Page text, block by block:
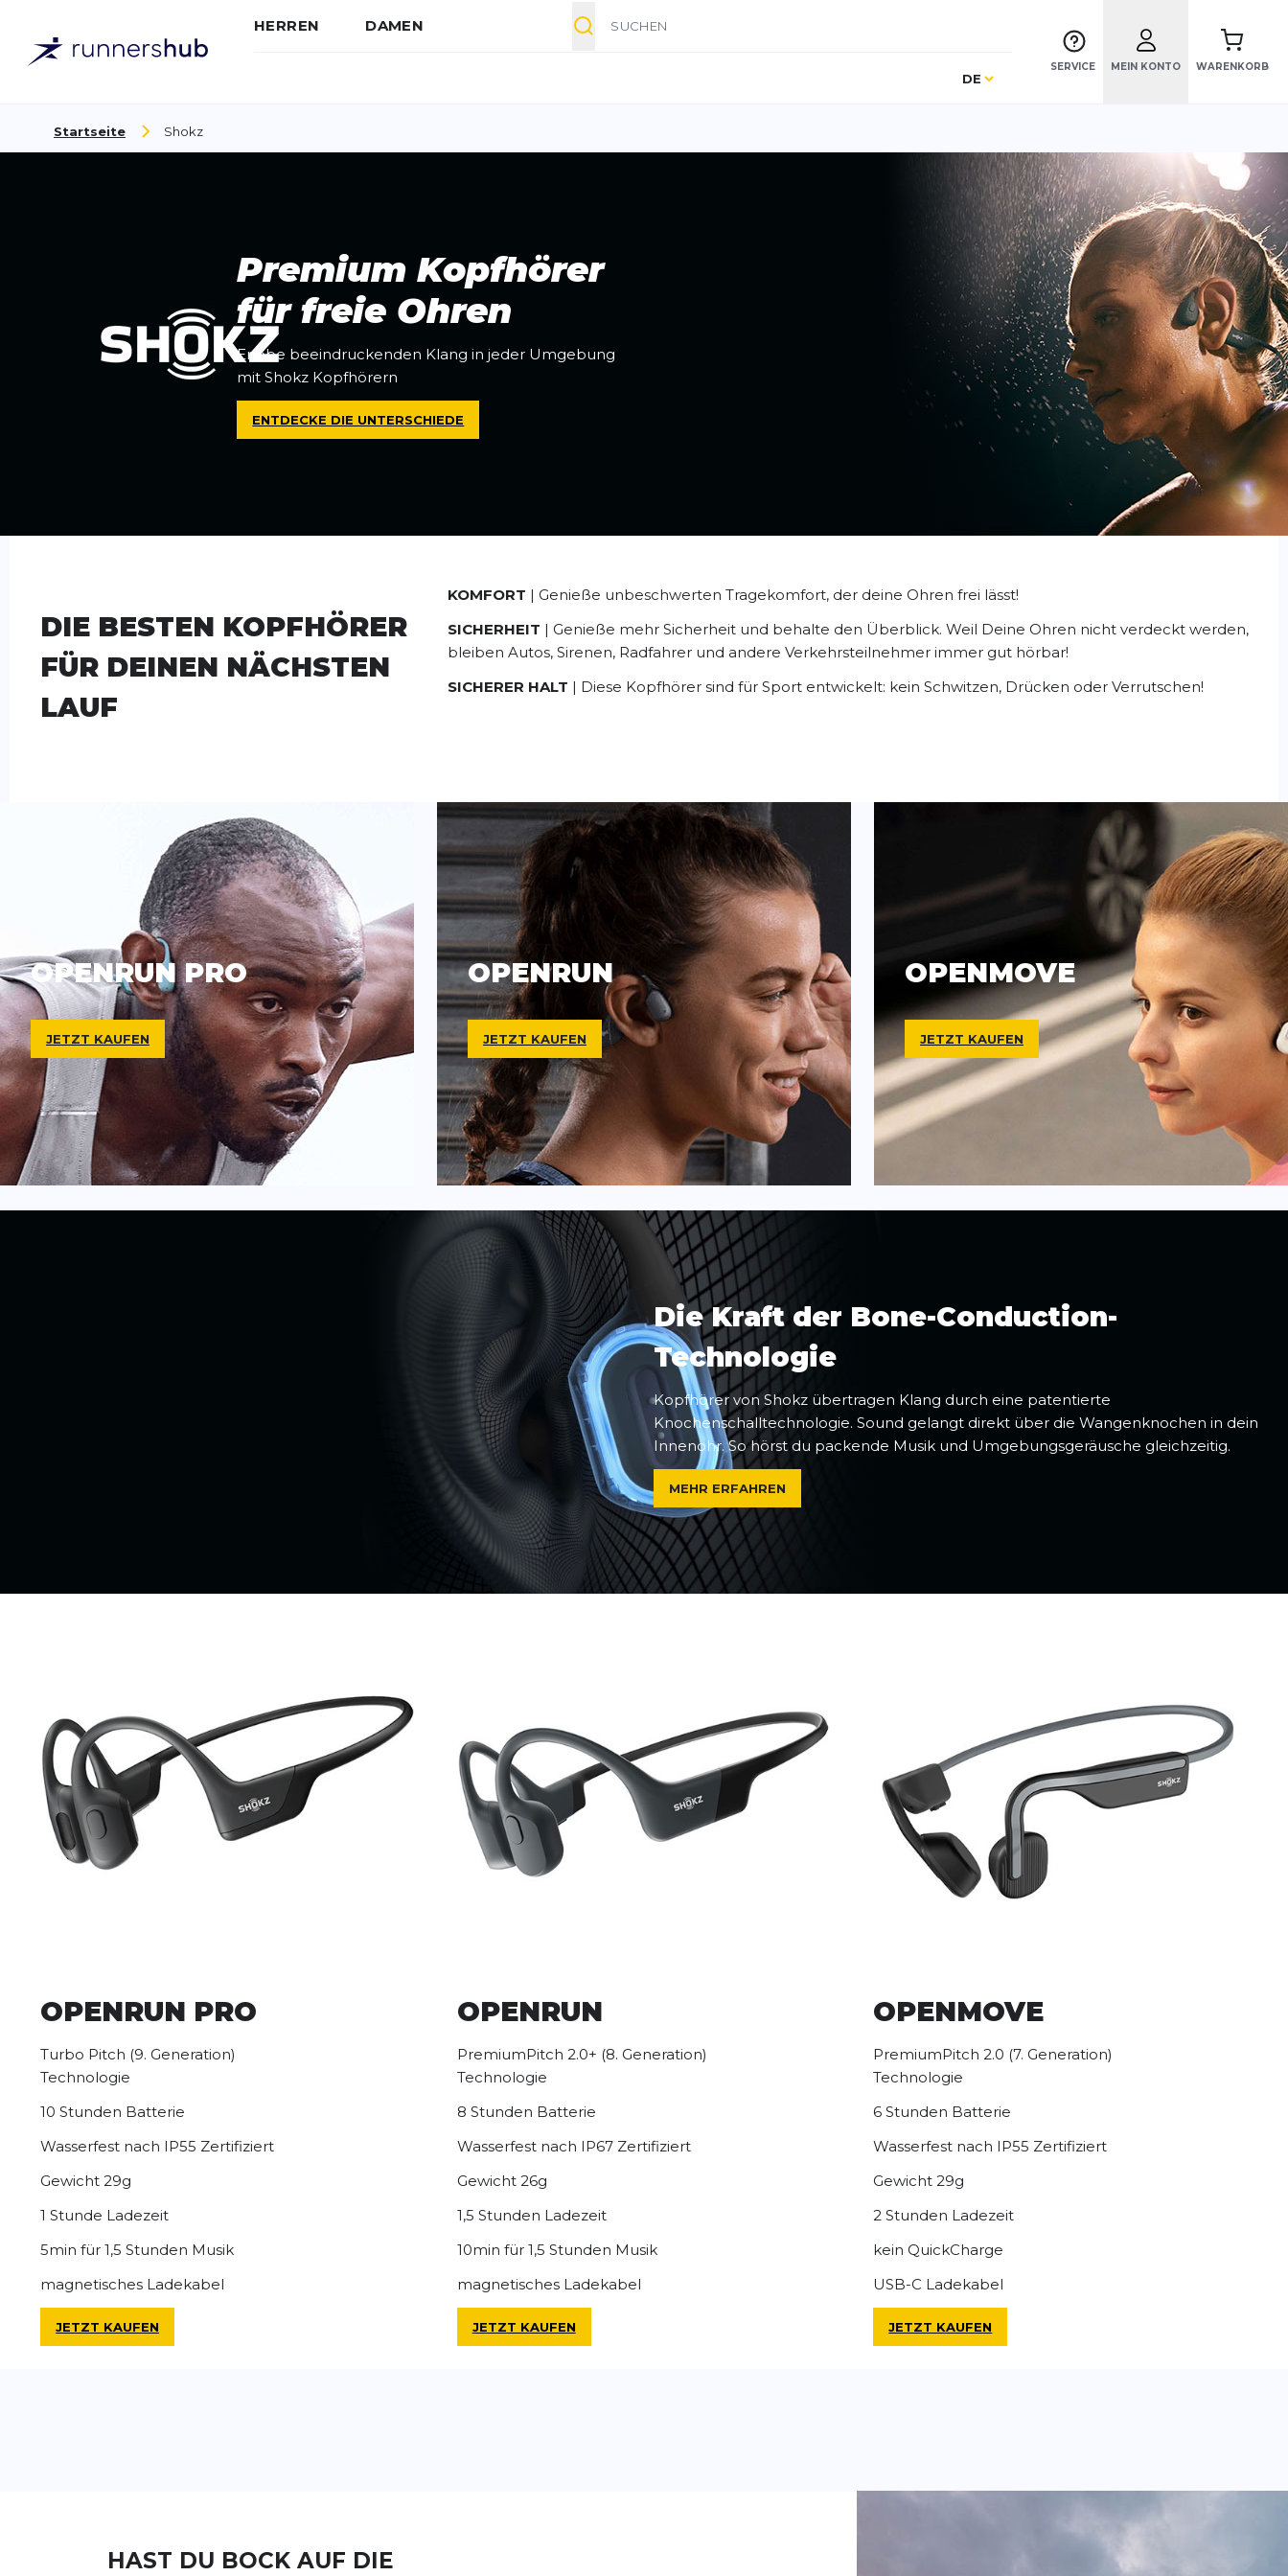
HERREN DAMEN
Sprache
DE
SERVICE MEIN KONTO WARENKORB
Startseite Shokz
Premium Kopfhörer
für freie Ohren
Erlebe beeindruckenden Klang in jeder Umgebung
mit Shokz Kopfhörern
ENTDECKE DIE UNTERSCHIEDE
DIE BESTEN KOPFHÖRER
FÜR DEINEN NÄCHSTEN
LAUF
KOMFORT | Genieße unbeschwerten Tragekomfort, der deine Ohren frei lässt!
SICHERHEIT | Genieße mehr Sicherheit und behalte den Überblick. Weil Deine Ohren nicht verdeckt werden,
bleiben Autos, Sirenen, Radfahrer und andere Verkehrsteilnehmer immer gut hörbar!
SICHERER HALT | Diese Kopfhörer sind für Sport entwickelt: kein Schwitzen, Drücken oder Verrutschen!
OPENRUN PRO
JETZT KAUFEN
OPENRUN
JETZT KAUFEN
OPENMOVE
JETZT KAUFEN
Die Kraft der Bone-Conduction-
Technologie
Kopfhörer von Shokz übertragen Klang durch eine patentierte
Knochenschalltechnologie. Sound gelangt direkt über die Wangenknochen in dein
Innenohr.So hörst du packende Musik und Umgebungsgeräusche gleichzeitig.
MEHR ERFAHREN
OPENRUN PRO
Turbo Pitch (9. Generation)
Technologie
10 Stunden Batterie
Wasserfest nach IP55 Zertifiziert
Gewicht 29g
1 Stunde Ladezeit
5min für 1,5 Stunden Musik
magnetisches Ladekabel
JETZT KAUFEN
OPENRUN
PremiumPitch 2.0+ (8. Generation)
Technologie
8 Stunden Batterie
Wasserfest nach IP67 Zertifiziert
Gewicht 26g
1,5 Stunden Ladezeit
10min für 1,5 Stunden Musik
magnetisches Ladekabel
JETZT KAUFEN
OPENMOVE
PremiumPitch 2.0 (7. Generation)
Technologie
6 Stunden Batterie
Wasserfest nach IP55 Zertifiziert
Gewicht 29g
2 Stunden Ladezeit
kein QuickCharge
USB-C Ladekabel
JETZT KAUFEN
HAST DU BOCK AUF DIE